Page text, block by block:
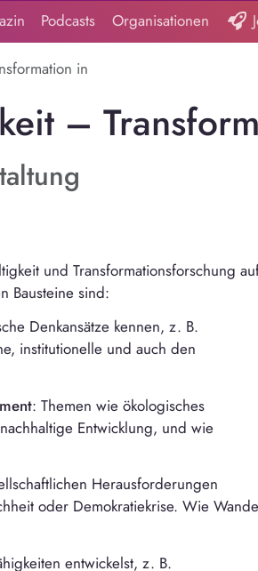
Podcasts Organisationen
in
–
und Transformationsforschung
Bausteine sind:
Denkansätze kennen, z. B.
institutionelle und auch den
: Themen wie ökologisches
Entwicklung, und wie
Herausforderungen
oder Demokratiekrise. Wie
entwickelst, z. B.